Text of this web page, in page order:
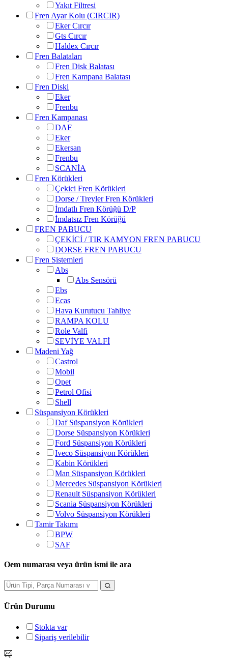
Yakıt Filtresi
Fren Ayar Kolu (CIRCIR)
Eker Cırcır
Gts Cırcır
Haldex Cırcır
Fren Balataları
Fren Disk Balatası
Fren Kampana Balatası
Fren Diski
Eker
Frenbu
Fren Kampanası
DAF
Eker
Ekersan
Frenbu
SCANİA
Fren Körükleri
Çekici Fren Körükleri
Dorse / Treyler Fren Körükleri
İmdatlı Fren Körüğü D/P
İmdatsız Fren Körüğü
FREN PABUCU
ÇEKİCİ / TIR KAMYON FREN PABUCU
DORSE FREN PABUCU
Fren Sistemleri
Abs
Abs Sensörü
Ebs
Ecas
Hava Kurutucu Tahliye
RAMPA KOLU
Role Valfi
SEVİYE VALFİ
Madeni Yağ
Castrol
Mobil
Opet
Petrol Ofisi
Shell
Süspansiyon Körükleri
Daf Süspansiyon Körükleri
Dorse Süspansiyon Körükleri
Ford Süspansiyon Körükleri
Iveco Süspansiyon Körükleri
Kabin Körükleri
Man Süspansiyon Körükleri
Mercedes Süspansiyon Körükleri
Renault Süspansiyon Körükleri
Scania Süspansiyon Körükleri
Volvo Süspansiyon Körükleri
Tamir Takımı
BPW
SAF
Oem numarası veya ürün ismi ile ara
Ürün Durumu
Stokta var
Sipariş verilebilir